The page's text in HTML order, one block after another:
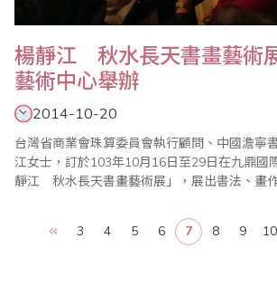
楊靜江 秋水長天書畫藝術
藝術中心舉辦
2014-10-20
台灣省商業會珠算委員會執行顧問、中國澹寧
江女士，訂於103年10月16日至29日在九鼎國
靜江 秋水長天書畫藝術展」，展出書法、畫作
次隨省商會上台表演推廣樂齡珠心算，文武全
佩服！
3 4 5 6 7 8 9 10